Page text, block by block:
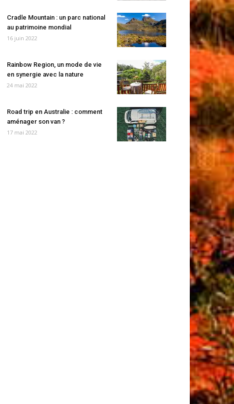
Cradle Mountain : un parc national
au patrimoine mondial
16 juin 2022
Rainbow Region, un mode de vie
en synergie avec la nature
24 mai 2022
Road trip en Australie : comment
aménager son van ?
17 mai 2022